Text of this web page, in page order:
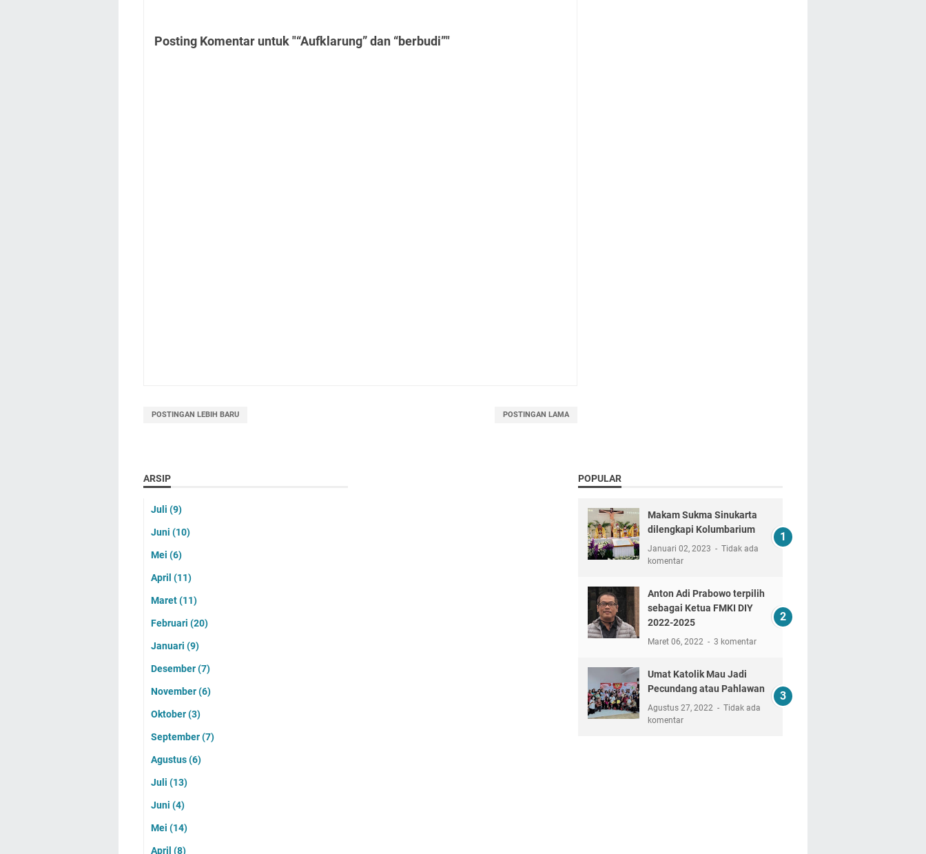
Posting Komentar untuk "“Aufklarung” dan “berbudi”"
POSTINGAN LEBIH BARU POSTINGAN LAMA
ARSIP
Juli (9)
Juni (10)
Mei (6)
April (11)
Maret(11)
Februari (20)
Januari (9)
Desember(7)
November(6)
Oktober(3)
September(7)
Agustus(6)
Juli (13)
Juni (4)
Mei (14)
April (8)
POPULAR
Makam Sukma Sinukarta
dilengkapi Kolumbarium
Januari 02, 2023
Tidak ada
komentar
Anton Adi Prabowo terpilih
sebagai Ketua FMKI DIY
2022-2025
Maret 06, 2022 3 komentar
Umat Katolik Mau Jadi
Pecundang atau Pahlawan
Agustus 27, 2022
Tidak ada
komentar